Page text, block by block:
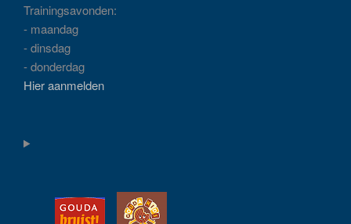
Trainingsavonden:
- maandag
- dinsdag
- donderdag
Hier aanmelden